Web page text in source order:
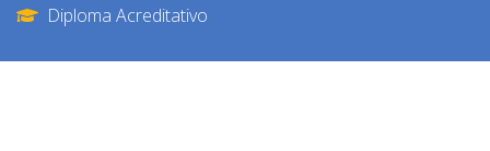
Diploma Acreditativo